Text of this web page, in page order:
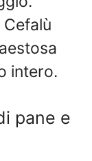
intero.
pane e